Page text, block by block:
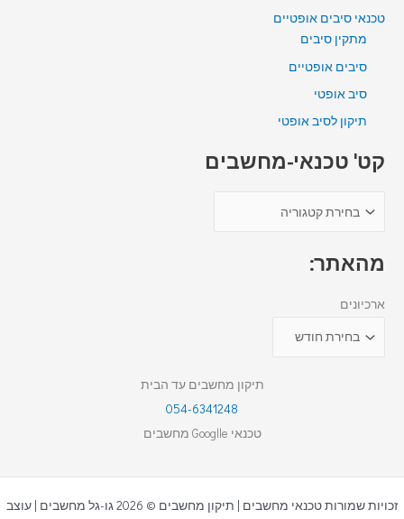
טכנאי סיבים אופטיים
מתקין סיבים
סיבים אופטיים
סיב אופטי
תיקון לסיב אופטי
קט' טכנאי-מחשבים
מהאתר:
ארכיונים
תיקון מחשבים עד הבית
054-6341248
טכנאי Googlle מחשבים
זכויות שמורות טכנאי מחשבים | תיקון מחשבים © 2026 גו-גל מחשבים | עוצב